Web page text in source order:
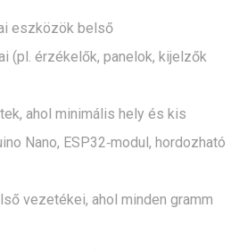
eszközök belső
(pl. érzékelők, panelok, kijelzők
ahol minimális hely és kis
Nano, ESP32‑modul, hordozható
vezetékei, ahol minden gramm